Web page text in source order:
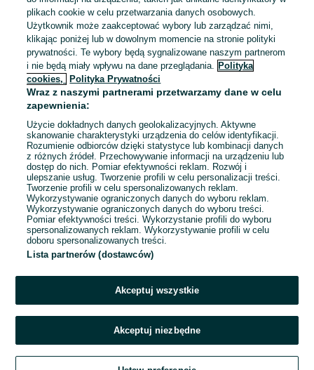
Zatrudnię kierowcę C+E po kraju od poniedziałku
do piątku
Ujazd
Pełny etat
Umowa o pracę
Odpowiednie doświadczenie zawodowe
Prawo jazdy: Kat. C+E
Wymagane uprawnienia: Karta kierowcy
Zasięg transportu: Tylko krajowy
Odświeżono dzisiaj o 08:33
Strona główna Praca Produkcja
KATEGORIA
Zadzwoń / SMS Aplikuj teraz
plikach cookie w celu przetwarzania danych osobowych.
Użytkownik może zaakceptować wybory lub zarządzać nimi,
klikając poniżej lub w dowolnym momencie na stronie polityki
prywatności. Te wybory będą sygnalizowane naszym partnerom
i nie będą miały wpływu na dane przeglądania. Polityka
cookies,
Polityka Prywatności
Wraz z naszymi partnerami przetwarzamy dane w celu
zapewnienia:
Użycie dokładnych danych geolokalizacyjnych. Aktywne
skanowanie charakterystyki urządzenia do celów identyfikacji.
Rozumienie odbiorców dzięki statystyce lub kombinacji danych
z różnych źródeł. Przechowywanie informacji na urządzeniu lub
dostęp do nich. Pomiar efektywności reklam. Rozwój i
ulepszanie usług. Tworzenie profili w celu personalizacji treści.
Tworzenie profili w celu spersonalizowanych reklam.
Wykorzystywanie ograniczonych danych do wyboru reklam.
Wykorzystywanie ograniczonych danych do wyboru treści.
Pomiar efektywności treści. Wykorzystanie profili do wyboru
spersonalizowanych reklam. Wykorzystywanie profili w celu
doboru spersonalizowanych treści.
Lista partnerów (dostawców)
Akceptuj wszystkie
Akceptuj niezbędne